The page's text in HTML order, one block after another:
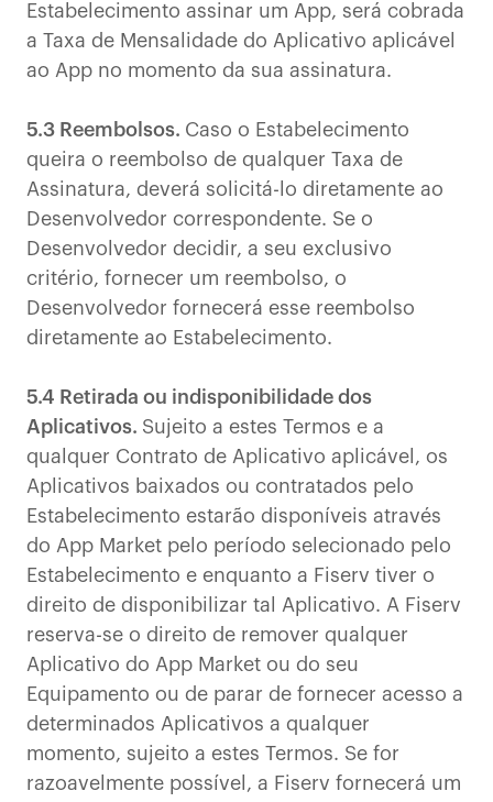
Estabelecimento assinar um App, será cobrada
a Taxa de Mensalidade do Aplicativo aplicável
ao App no momento da sua assinatura.
5.3 Reembolsos. Caso o Estabelecimento
queira o reembolso de qualquer Taxa de
Assinatura, deverá solicitá-lo diretamente ao
Desenvolvedor correspondente. Se o
Desenvolvedor decidir, a seu exclusivo
critério, fornecer um reembolso, o
Desenvolvedor fornecerá esse reembolso
diretamente ao Estabelecimento.
5.4 Retirada ou indisponibilidade dos
Aplicativos. Sujeito a estes Termos e a
qualquer Contrato de Aplicativo aplicável, os
Aplicativos baixados ou contratados pelo
Estabelecimento estarão disponíveis através
do App Market pelo período selecionado pelo
Estabelecimento e enquanto a Fiserv tiver o
direito de disponibilizar tal Aplicativo. A Fiserv
reserva-se o direito de remover qualquer
Aplicativo do App Market ou do seu
Equipamento ou de parar de fornecer acesso a
determinados Aplicativos a qualquer
momento, sujeito a estes Termos. Se for
razoavelmente possível, a Fiserv fornecerá um